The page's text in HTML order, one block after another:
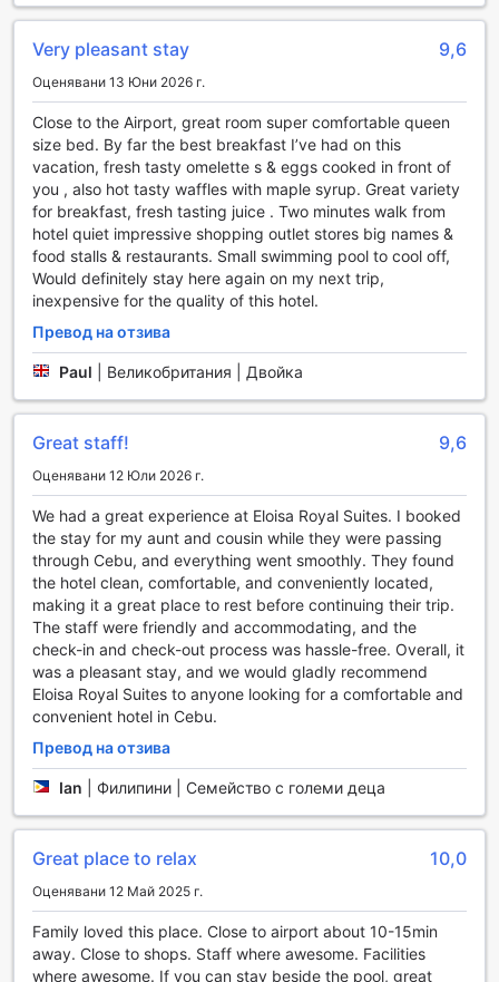
тренирате с тежести, да правите кардио или просто да
идеалното място за вас.
Освен фитнеса, гостите могат да се насладят на
освежаваща плувна сесия в нашия открит басейн. Със
своето просторни зони и красиви гледки, басейнът
предлага идеалната среда за релаксация след
интензивна тренировка или просто за приятно
прекарване на свободното време. В Eloisa Royal Suites
спортните съоръжения са проектирани да осигурят
комфорт и удобство, позволявайки на нашите гости да
се наслаждават на активен и здравословен начин на
живот.
Удобства в Eloisa Royal Suites: Вашият комфорт е
приоритет
удобства, които гарантират, че вашият престой ще бъде
не само приятен, но и безпроблемен. С 24-часова рум-
сървиз услуга, можете да се насладите на любимите си
ястия и напитки по всяко време на деня или нощта, без
да напускате комфорта на вашата стая. Допълнително,
услугата за пране и химическо чистене ще се погрижи
за вашето облекло, оставяйки ви свободни да се
насладите на времето си в Себу, без да се
притеснявате за ежедневните задължения.
Безопасността на вашите ценности е важна, затова в
хотела са налични сейфове, а консерж услугата е на
разположение, за да ви помогне с всякакви запитвания
и резервации. За удобство на гостите, хотелът предлага
и зона за пушачи, а безплатният Wi-Fi в стаите ви
позволява да останете свързани с приятели и
семейство. С ежедневното почистване и съхранение на
багаж, вие можете да се насладите на вашето време в
Себу без излишни притеснения, а малкият магазин за
удобства на място е идеалното място за закупуване на
всичко необходимо по време на вашия престой.
Eloisa Royal Suites в Себу предлага на своите гости
удобни транспортни услуги, които правят престоя им
още по-приятен и безпроблемен. Хотелът предлага
Very pleasant stay 9,6
Оценявани 13 Юни 2026 г.
Close to the Airport, great room super comfortable queen
size bed. By far the best breakfast I’ve had on this
vacation, fresh tasty omelette s & eggs cooked in front of
you , also hot tasty waffles with maple syrup. Great variety
for breakfast, fresh tasting juice . Two minutes walk from
hotel quiet impressive shopping outlet stores big names &
food stalls & restaurants. Small swimming pool to cool off,
Would definitely stay here again on my next trip,
inexpensive for the quality of this hotel.
Превод на отзива
Paul Великобритания | Двойка
Great staff! 9,6
Оценявани 12 Юли 2026 г.
We had a great experience at Eloisa Royal Suites. I booked
the stay for my aunt and cousin while they were passing
through Cebu, and everything went smoothly. They found
the hotel clean, comfortable, and conveniently located,
making it a great place to rest before continuing their trip.
The staff were friendly and accommodating, and the
check-in and check-out process was hassle-free. Overall, it
was a pleasant stay, and we would gladly recommend
Eloisa Royal Suites to anyone looking for a comfortable and
convenient hotel in Cebu.
Превод на отзива
Ian Филипини | Семейство с големи деца
Great place to relax 10,0
Оценявани 12 Май 2025 г.
Family loved this place. Close to airport about 10-15min
away. Close to shops. Staff where awesome. Facilities
where awesome. If you can stay beside the pool, great